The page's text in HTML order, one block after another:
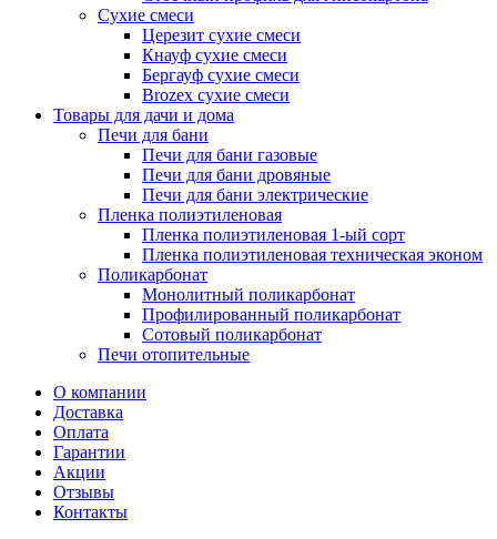
Сухие смеси
Церезит сухие смеси
Кнауф сухие смеси
Бергауф сухие смеси
Brozex сухие смеси
Товары для дачи и дома
Печи для бани
Печи для бани газовые
Печи для бани дровяные
Печи для бани электрические
Пленка полиэтиленовая
Пленка полиэтиленовая 1-ый сорт
Пленка полиэтиленовая техническая эконом
Поликарбонат
Монолитный поликарбонат
Профилированный поликарбонат
Сотовый поликарбонат
Печи отопительные
О компании
Доставка
Оплата
Гарантии
Акции
Отзывы
Контакты